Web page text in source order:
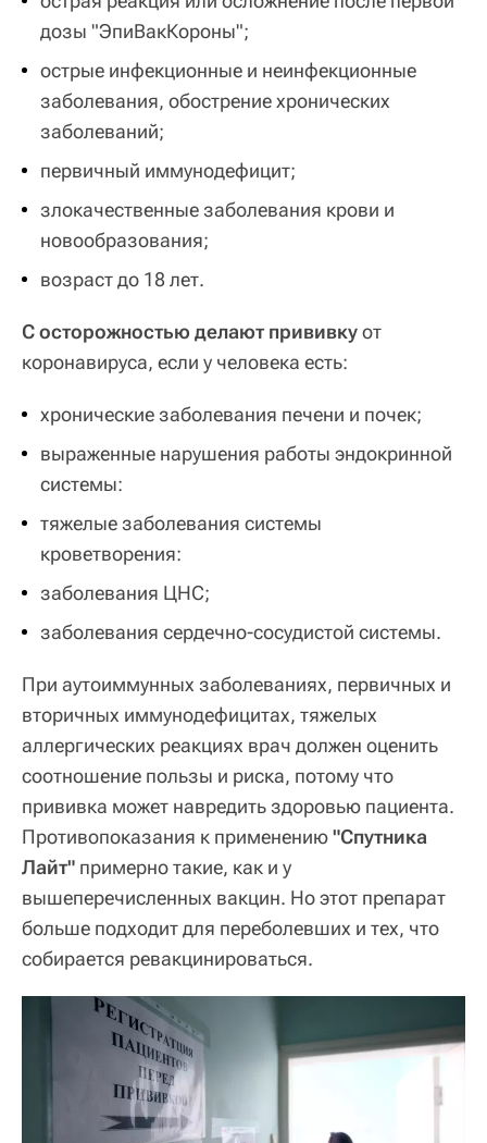
дозы "ЭпиВакКороны";
острые инфекционные и неинфекционные
заболевания, обострение хронических
заболеваний;
первичный иммунодефицит;
злокачественные заболевания крови и
новообразования;
возраст до 18 лет.
С осторожностью делают прививкуот
коронавируса, если у человека есть:
хронические заболевания печени и почек;
выраженные нарушения работы эндокринной
системы:
тяжелые заболевания системы
кроветворения:
заболевания ЦНС;
заболевания сердечно-сосудистой системы.
При аутоиммунных заболеваниях, первичных и
вторичных иммунодефицитах, тяжелых
аллергических реакциях врач должен оценить
соотношение пользы и риска, потому что
прививка может навредить здоровью пациента.
Противопоказания к применению"Спутника
Лайт" примерно такие, как и у
вышеперечисленных вакцин. Но этот препарат
больше подходит для переболевших и тех, что
собирается ревакцинироваться.